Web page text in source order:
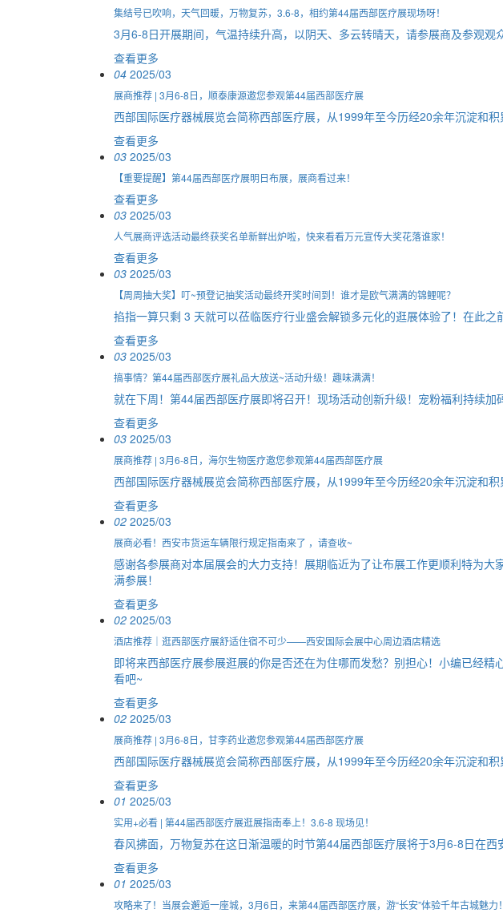
集结号已吹响，天气回暖，万物复苏，3.6-8，相约第44届西部医疗展现场呀！
3月6-8日开展期间，气温持续升高，以阴天、多云转晴天，请参展商及参观
查看更多
04 2025/03
展商推荐 | 3月6-8日，顺泰康源邀您参观第44届西部医疗展
西部国际医疗器械展览会简称西部医疗展，从1999年至今历经20余年沉淀和
查看更多
03 2025/03
【重要提醒】第44届西部医疗展明日布展，展商看过来！
查看更多
03 2025/03
人气展商评选活动最终获奖名单新鲜出炉啦，快来看看万元宣传大奖花落谁家！
查看更多
03 2025/03
【周周抽大奖】叮~预登记抽奖活动最终开奖时间到！谁才是欧气满满的锦鲤呢？
掐指一算只剩 3 天就可以莅临医疗行业盛会解锁多元化的逛展体验了！在此
查看更多
03 2025/03
搞事情？第44届西部医疗展礼品大放送~活动升级！趣味满满！
就在下周！第44届西部医疗展即将召开！现场活动创新升级！宠粉福利持续
查看更多
03 2025/03
展商推荐 | 3月6-8日，海尔生物医疗邀您参观第44届西部医疗展
西部国际医疗器械展览会简称西部医疗展，从1999年至今历经20余年沉淀和
查看更多
02 2025/03
展商必看！西安市货运车辆限行规定指南来了 ，请查收~
感谢各参展商对本届展会的大力支持！展期临近为了让布展工作更顺利特为
满参展！
查看更多
02 2025/03
酒店推荐｜逛西部医疗展舒适住宿不可少——西安国际会展中心周边酒店精选
即将来西部医疗展参展逛展的你是否还在为住哪而发愁？别担心！小编已经
看吧~
查看更多
02 2025/03
展商推荐 | 3月6-8日，甘李药业邀您参观第44届西部医疗展
西部国际医疗器械展览会简称西部医疗展，从1999年至今历经20余年沉淀和
查看更多
01 2025/03
实用+必看 | 第44届西部医疗展逛展指南奉上！3.6-8 现场见！
春风拂面，万物复苏在这日渐温暖的时节第44届西部医疗展将于3月6-8日在西
查看更多
01 2025/03
攻略来了！当展会邂逅一座城，3月6日，来第44届西部医疗展，游“长安”体验千年古城魅力！